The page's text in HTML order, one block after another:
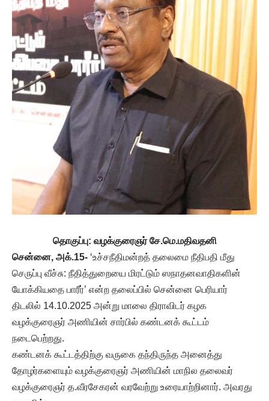
தொகுப்பு: வழக்குரைஞர் சே.மெ.மதிவதனி
சென்னை, அக்.15- ‘உச்சநீதிமன்றத் தலைமை நீதிபதி மீது
செருப்பு வீச்சு: நீதித்துறையை மிரட்டும் ஸநாதனவாதிகளின்
யோக்கியதை பாரீர்’ என்ற தலைப்பில் சென்னை பெரியார்
திடலில் 14.10.2025 அன்று மாலை திராவிடர் கழக
வழக்குரைஞர் அணியின் சார்பில் கண்டனக் கூட்டம்
நடைபெற்றது.
கண்டனக் கூட்டத்திற்கு வருகை தந்திருந்த அனைத்து
தோழர்களையும் வழக்குரைஞர் அணியின் மாநில தலைவர்
வழக்குரைஞர் த.வீரசேகரன் வரவேற்று உரையாற்றினார். அவரது